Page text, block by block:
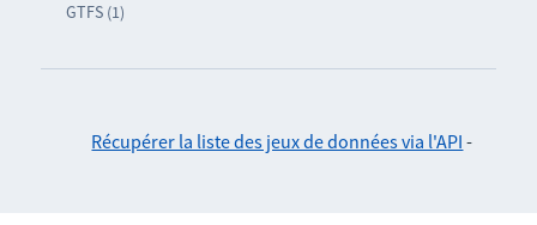
GTFS (1)
Récupérer la liste des jeux de données via l'API -